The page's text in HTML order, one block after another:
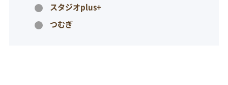
スタジオplus+
つむぎ